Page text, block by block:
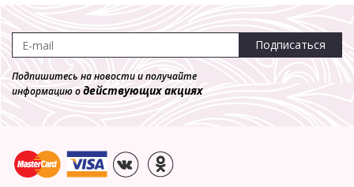
Подписаться
Подпишитесь на новости и получайте
информацию одействующих акциях